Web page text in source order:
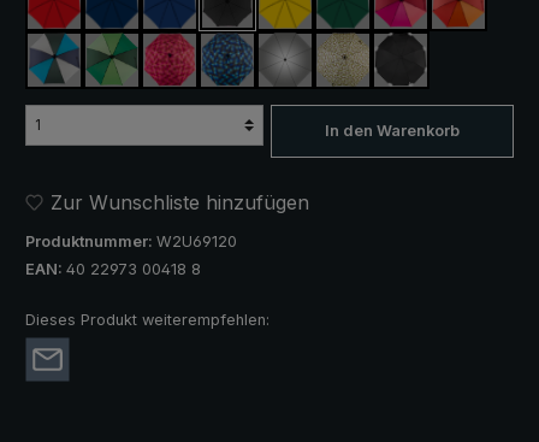
rot marineblaukönigsblauschwarzgelb dunkelgrünpink / rot / weinrot
orange /
blau / grün / grau
hellgrün / dunkelgrünrosa / rot kariert
blau / grün kariert
silber, UV-Schutz 50+
camouflageschwarz, mit
In den Warenkorb
Zur Wunschliste hinzufügen
Produktnummer: W2U69120
EAN: 40 22973 00418 8
Dieses Produkt weiterempfehlen: